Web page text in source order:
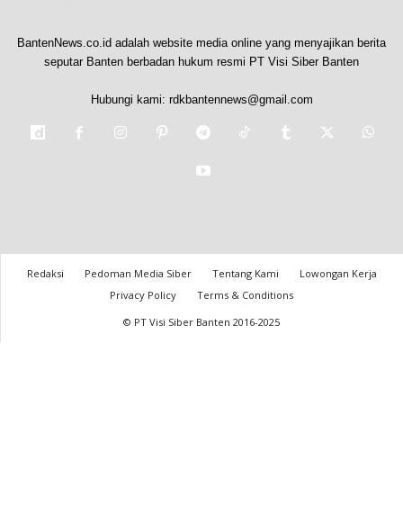
BantenNews.co.id adalah website media online yang menyajikan berita
seputar Banten berbadan hukum resmi PT Visi Siber Banten
Hubungi kami: rdkbantennews@gmail.com
Redaksi Pedoman Media Siber Tentang Kami
Lowongan Kerja
Privacy Policy
Terms & Conditions
© PT Visi Siber Banten 2016-2025